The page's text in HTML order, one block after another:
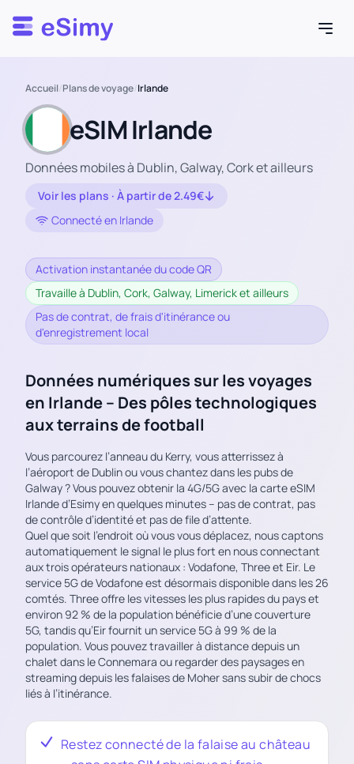
Esimy
Accueil/Plans de voyage/Irlande
eSIM Irlande
Données mobiles à Dublin, Galway, Cork et ailleurs
Voir les plans · À partir de 2.49€
Connecté en Irlande
Activation instantanée du code QR
Travaille à Dublin, Cork, Galway, Limerick et ailleurs
Pas de contrat, de frais d'itinérance ou
d'enregistrement local
Données numériques sur les voyages
en Irlande – Des pôles technologiques
aux terrains de football
Vous parcourez l’anneau du Kerry, vous atterrissez à
l’aéroport de Dublin ou vous chantez dans les pubs de
Galway ? Vous pouvez obtenir la 4G/5G avec la carte eSIM
Irlande d’Esimy en quelques minutes – pas de contrat, pas
de contrôle d’identité et pas de file d’attente.
Quel que soit l’endroit où vous vous déplacez, nous captons
automatiquement le signal le plus fort en nous connectant
aux trois opérateurs nationaux : Vodafone, Three et Eir. Le
service 5G de Vodafone est désormais disponible dans les 26
comtés. Three offre les vitesses les plus rapides du pays et
environ 92 % de la population bénéficie d’une couverture
5G, tandis qu’Eir fournit un service 5G à 99 % de la
population. Vous pouvez travailler à distance depuis un
chalet dans le Connemara ou regarder des paysages en
streaming depuis les falaises de Moher sans subir de chocs
liés à l’itinérance.
Restez connecté de la falaise au château